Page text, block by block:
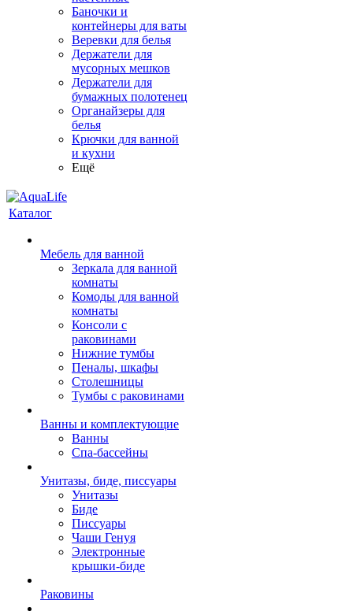
Баночки и
контейнеры для ваты
Веревки для белья
Держатели для
мусорных мешков
Держатели для
бумажных полотенец
Органайзеры для
белья
Крючки для ванной
и кухни
Ещё
Каталог
Мебель для ванной
Зеркала для ванной
комнаты
Комоды для ванной
комнаты
Консоли с
раковинами
Нижние тумбы
Пеналы, шкафы
Столешницы
Тумбы с раковинами
Ванны и комплектующие
Ванны
Спа-бассейны
Унитазы, биде, писсуары
Унитазы
Биде
Писсуары
Чаши Генуя
Электронные
крышки-биде
Раковины